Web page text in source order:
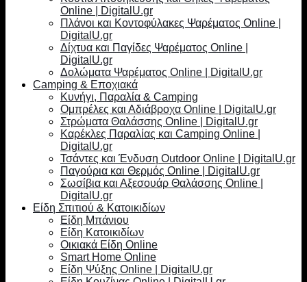
Online | DigitalU.gr
Πλάνοι και Κοντοφύλακες Ψαρέματος Online |
DigitalU.gr
Δίχτυα και Παγίδες Ψαρέματος Online |
DigitalU.gr
Δολώματα Ψαρέματος Online | DigitalU.gr
Camping & Εποχιακά
Κυνήγι, Παραλία & Camping
Ομπρέλες και Αδιάβροχα Online | DigitalU.gr
Στρώματα Θαλάσσης Online | DigitalU.gr
Καρέκλες Παραλίας και Camping Online |
DigitalU.gr
Τσάντες και Ένδυση Outdoor Online | DigitalU.gr
Παγούρια και Θερμός Online | DigitalU.gr
Σωσίβια και Αξεσουάρ Θαλάσσης Online |
DigitalU.gr
Είδη Σπιτιού & Κατοικιδίων
Είδη Μπάνιου
Είδη Κατοικιδίων
Οικιακά Είδη Online
Smart Home Online
Είδη Ψύξης Online | DigitalU.gr